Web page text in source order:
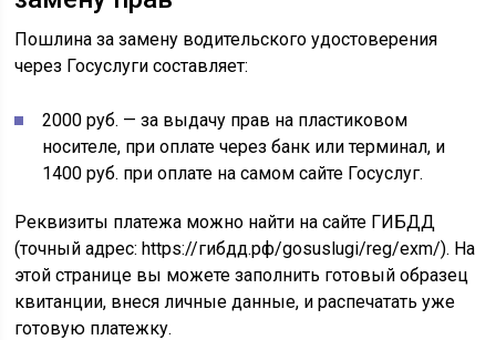
Пошлина за замену водительского удостоверения
через Госуслуги составляет:
2000 руб. — за выдачу прав на пластиковом
носителе, при оплате через банк или терминал, и
1400 руб. при оплате на самом сайте Госуслуг.
Реквизиты платежа можно найти на сайте ГИБДД
(точный адрес: https://гибдд.рф/gosuslugi/reg/exm/). На
этой странице вы можете заполнить готовый образец
квитанции, внеся личные данные, и распечатать уже
готовую платежку.